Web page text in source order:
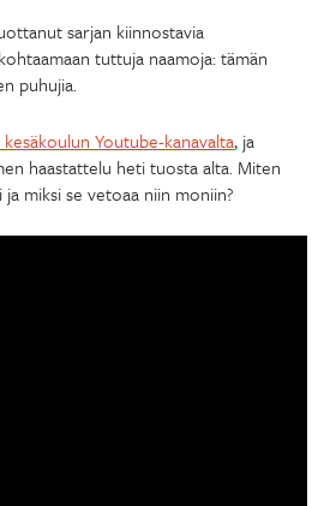
sarjan kiinnostavia
tuttuja naamoja: tämän
puhujia.
Youtube-kanavalta, ja
haastattelu heti tuosta alta. Miten
miksi se vetoaa niin moniin?